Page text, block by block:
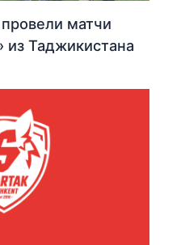
матчи
Таджикистана